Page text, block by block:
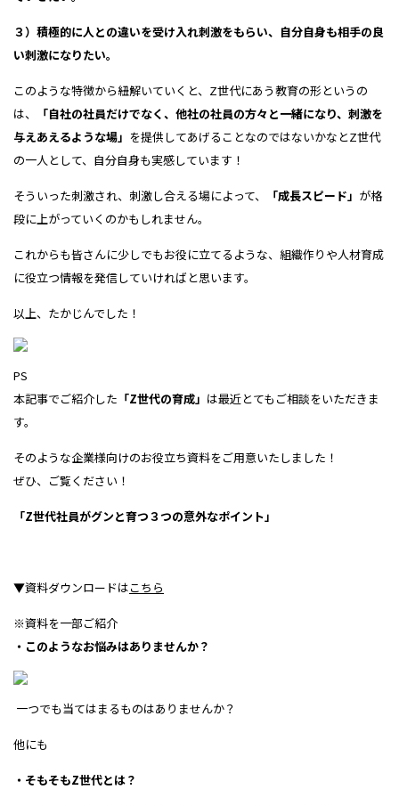
３）積極的に人との違いを受け入れ刺激をもらい、自分自身も相手の良
い刺激になりたい。
このような特徴から紐解いていくと、 Z世代にあう教育の形というの
は、
「自社の社員だけでなく、他社の社員の方々と一緒になり、刺激を
与えあえるような場」 を提供してあげることなのではないかなとZ世代
の一人として、 自分自身も実感しています！
そういった刺激され、刺激し合える場によって、 「成長スピード」 が格
段に上がっていくのかもしれません。
これからも皆さんに少しでもお役に立てるような、組織作りや人材育成
に役立つ情報を発信していければと思います。
以上、たかじんでした！
PS
本記事でご紹介した 「Z世代の育成」 は最近とてもご相談をいただきま
す。
そのような企業様向けのお役立ち資料をご用意いたしました！
ぜひ、ご覧ください！
「Z世代社員がグンと育つ３つの意外なポイント」
▼資料ダウンロードはこちら
※資料を一部ご紹介
・このようなお悩みはありませんか？
一つでも当てはまるものはありませんか？
他にも
・そもそもZ世代とは？